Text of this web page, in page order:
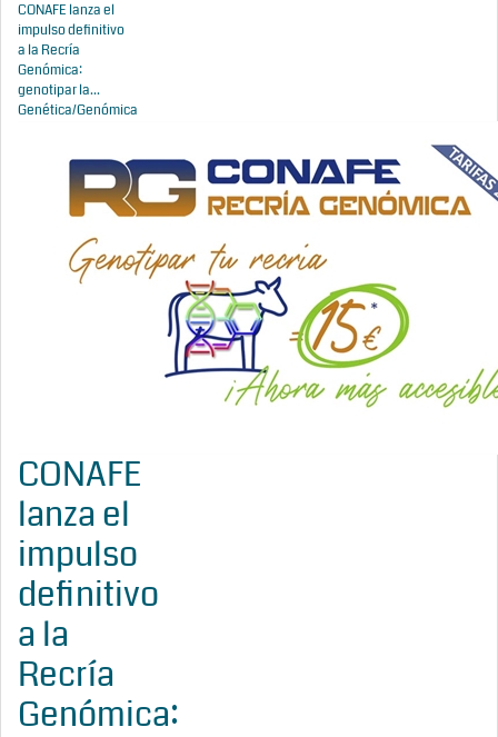
CONAFE lanza el
impulso definitivo
a la Recría
Genómica:
genotipar la...
Genética/Genómica
CONAFE
lanza el
impulso
definitivo
a la
Recría
Genómica: